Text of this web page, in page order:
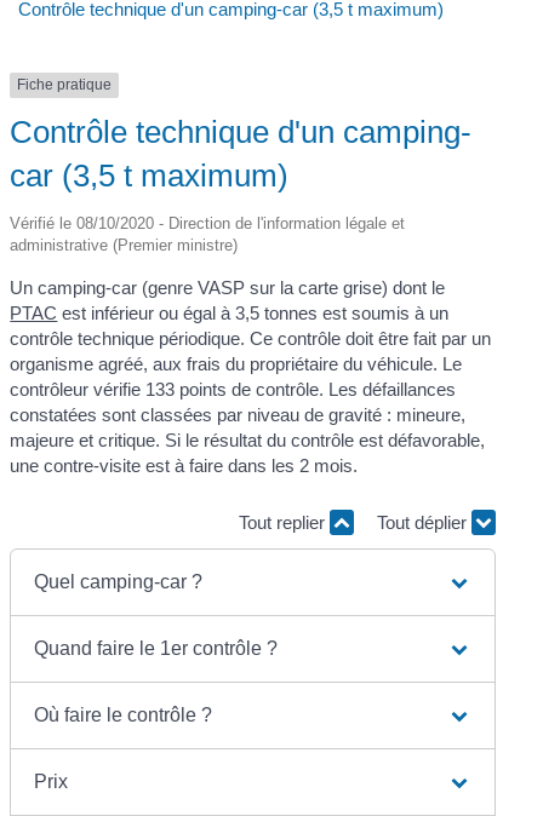
Contrôle technique d'un camping-car (3,5 t maximum)
Fiche pratique
Contrôle technique d'un camping-
car (3,5 t maximum)
Vérifié le 08/10/2020 - Direction de l'information légale et
administrative (Premier ministre)
Un camping-car (genre VASP sur la carte grise) dont le
PTAC est inférieur ou égal à 3,5 tonnes est soumis à un
contrôle technique périodique. Ce contrôle doit être fait par un
organisme agréé, aux frais du propriétaire du véhicule. Le
contrôleur vérifie 133 points de contrôle. Les défaillances
constatées sont classées par niveau de gravité : mineure,
majeure et critique. Si le résultat du contrôle est défavorable,
une contre-visite est à faire dans les 2 mois.
Tout replier Tout déplier
Quel camping-car ?
Quand faire le 1er contrôle ?
Où faire le contrôle ?
Prix